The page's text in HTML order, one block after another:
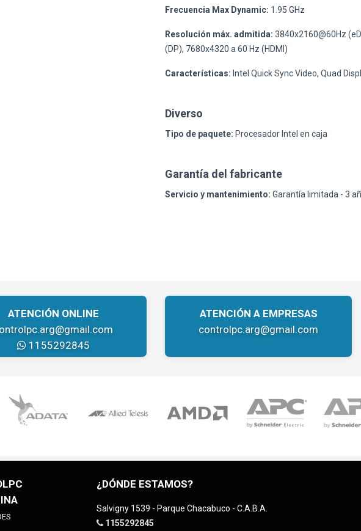
Frecuencia Max Dynamic: 1.95 GHz
Resolución máx. admitida: 3840x2160@60Hz
(DP), 7680x4320 a 60 Hz (HDMI)
Características: Intel Quick Sync Video, Quad
Diverso
Tipo de paquete: Procesador Intel en caja
Garantía del fabricante
Servicio y mantenimiento: Garantía limitada - 3
ATENCIÓN ONLINE
1155292845
ATENCIÓN A EMPRESAS
controlpc.arg@gmail.com
¿DÓNDE ESTAMOS?
Salvigny 1539 - Parque Chacabuco - C.A.B.A.
1155292845